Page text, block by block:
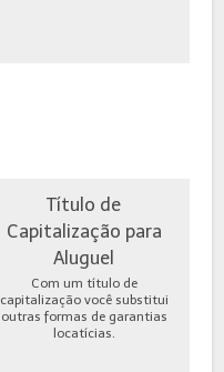
Título de
Capitalização para
Aluguel
Com um título de
capitalização você substitui
outras formas de garantias
locatícias.